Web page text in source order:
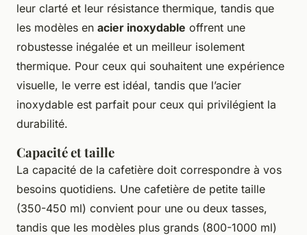
leur clarté et leur résistance thermique, tandis que
les modèles en acier inoxydable offrent une
robustesse inégalée et un meilleur isolement
thermique. Pour ceux qui souhaitent une expérience
visuelle, le verre est idéal, tandis que l’acier
inoxydable est parfait pour ceux qui privilégient la
durabilité.
Capacité et taille
La capacité de la cafetière doit correspondre à vos
besoins quotidiens. Une cafetière de petite taille
(350-450 ml) convient pour une ou deux tasses,
tandis que les modèles plus grands (800-1000 ml)